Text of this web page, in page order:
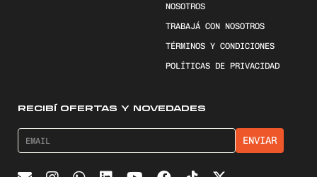
NOSOTROS
TRABAJÁ CON NOSOTROS
TÉRMINOS Y CONDICIONES
POLÍTICAS DE PRIVACIDAD
RECIBÍ OFERTAS Y NOVEDADES